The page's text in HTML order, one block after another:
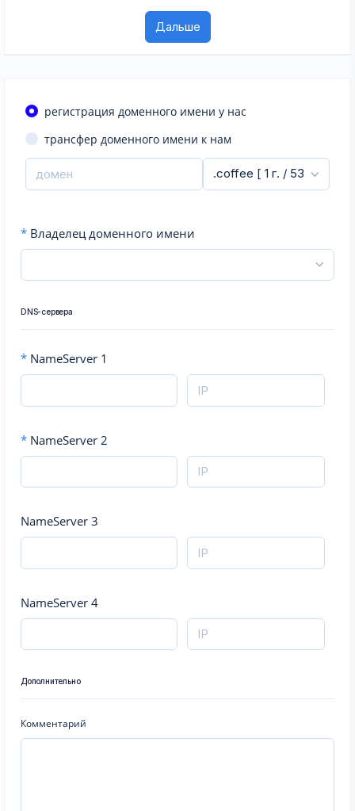
регистрация доменного имени у нас
трансфер доменного имени к нам
* Владелец доменного имени
DNS-сервера
* NameServer 1
* NameServer 2
NameServer 3
NameServer 4
Дополнительно
Комментарий